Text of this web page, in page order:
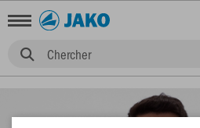
Chercher